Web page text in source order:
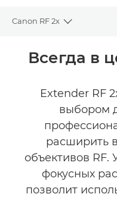
Canon RF 2x
Toggle
Общая информация
Всегда в
Extender RF
выбором
расширить
объективов RF.
фокусных
позволит